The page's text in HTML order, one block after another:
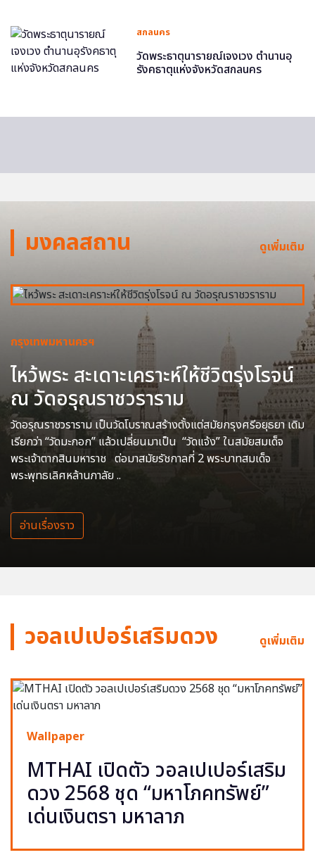
สกลนคร
วัดพระธาตุนารายณ์เจงเวง ตำนานอุ
รังคธาตุแห่งจังหวัดสกลนคร
มงคลสถาน ดูเพิ่มเติม
กรุงเทพมหานครฯ
ไหว้พระ สะเดาะเคราะห์ให้ชีวิตรุ่งโรจน์
ณ วัดอรุณราชวราราม
วัดอรุณราชวราราม เป็นวัดโบราณสร้างตั้งแต่สมัยกรุงศรีอยุธยา เดิม
เรียกว่า “วัดมะกอก” แล้วเปลี่ยนมาเป็น “วัดแจ้ง” ในสมัยสมเด็จ
พระเจ้าตากสินมหาราช ต่อมาสมัยรัชกาลที่ 2 พระบาทสมเด็จ
พระพุทธเลิศหล้านภาลัย ..
อ่านเรื่องราว
วอลเปเปอร์เสริมดวง ดูเพิ่มเติม
Wallpaper
MTHAI เปิดตัว วอลเปเปอร์เสริม
ดวง 2568 ชุด “มหาโภคทรัพย์”
เด่นเงินตรา มหาลาภ